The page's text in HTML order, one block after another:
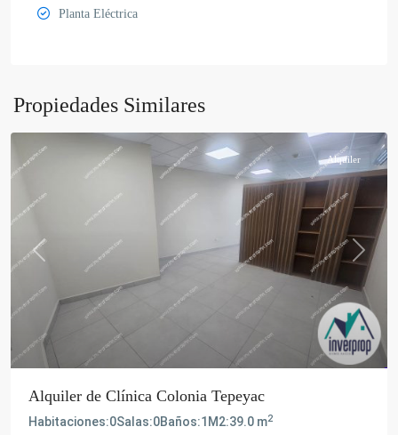
Planta Eléctrica
Propiedades Similares
Previous Next
Alquiler
Alquiler de Clínica Colonia Tepeyac
Habitaciones:0Salas:0Baños:1 M2:39.0 m2